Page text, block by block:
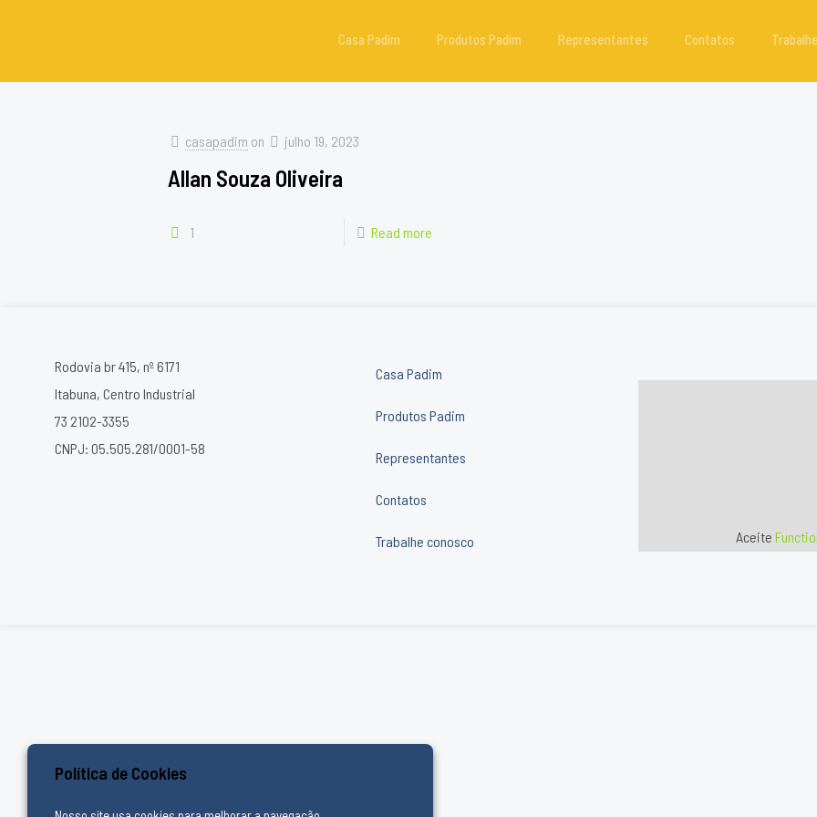
Casa Padim Produtos Padim Representantes Contatos
casapadim on julho 19, 2023
Allan Souza Oliveira
1 Read more
Rodovia br 415, nº 6171
Itabuna, Centro Industrial
73 2102-3355
CNPJ: 05.505.281/0001-58
Casa Padim
Produtos Padim
Representantes
Contatos
Trabalhe conosco Aceite
Política de Cookies